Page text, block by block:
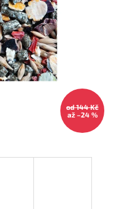
od 144 Kč
až –24 %